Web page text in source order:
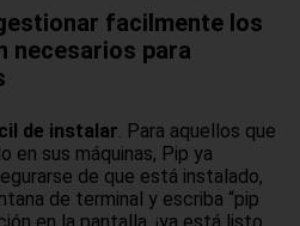
facilmente los
necesarios para
de instalar. Para aquellos que
en sus máquinas, Pip ya
de que está instalado,
de terminal y escriba “pip